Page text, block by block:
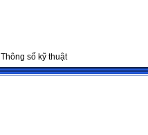
Thông số kỹ thuật